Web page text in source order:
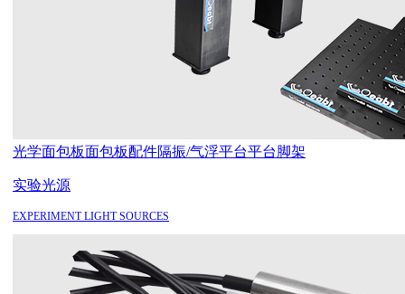
光学面包板面包板配件隔振/气浮平台平台脚架
实验光源
EXPERIMENT LIGHT SOURCES